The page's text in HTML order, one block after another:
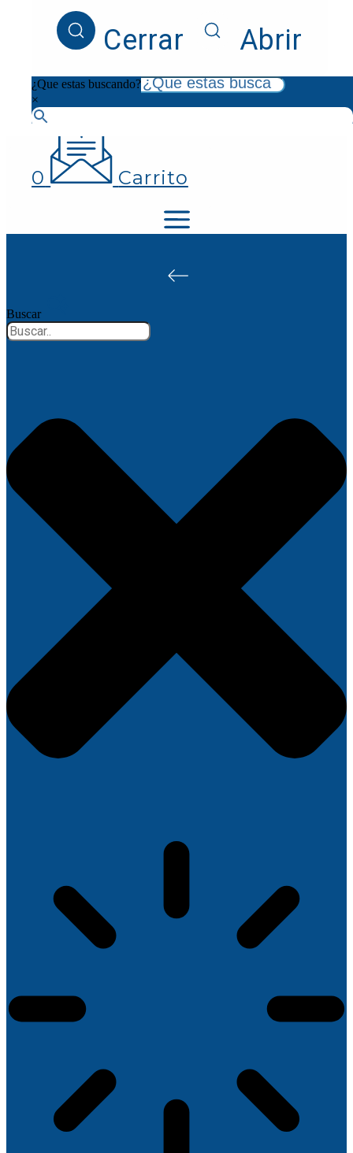
¿Que estas buscando?
Cerrar Abrir
¿Que estas buscando?
×
0 Carrito
Buscar